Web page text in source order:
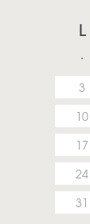
L
3
10
17
24
31